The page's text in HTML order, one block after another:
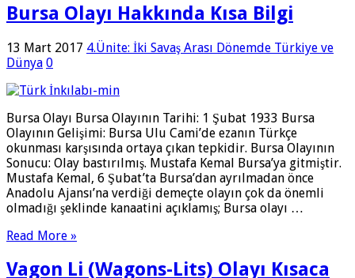
Bursa Olayı Hakkında Kısa Bilgi
13 Mart 2017 4.Ünite: İki Savaş Arası Dönemde Türkiye ve
Dünya 0
Bursa Olayı Bursa Olayının Tarihi: 1 Şubat 1933 Bursa
Olayının Gelişimi: Bursa Ulu Cami’de ezanın Türkçe
okunması karşısında ortaya çıkan tepkidir. Bursa Olayının
Sonucu: Olay bastırılmış. Mustafa Kemal Bursa’ya gitmiştir.
Mustafa Kemal, 6 Şubat’ta Bursa’dan ayrılmadan önce
Anadolu Ajansı’na verdiği demeçte olayın çok da önemli
olmadığı şeklinde kanaatini açıklamış; Bursa olayı …
Read More »
Vagon Li (Wagons-Lits) Olayı Kısaca